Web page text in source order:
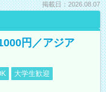
掲載日：2026.08.07
円／アジア
大学生歓迎